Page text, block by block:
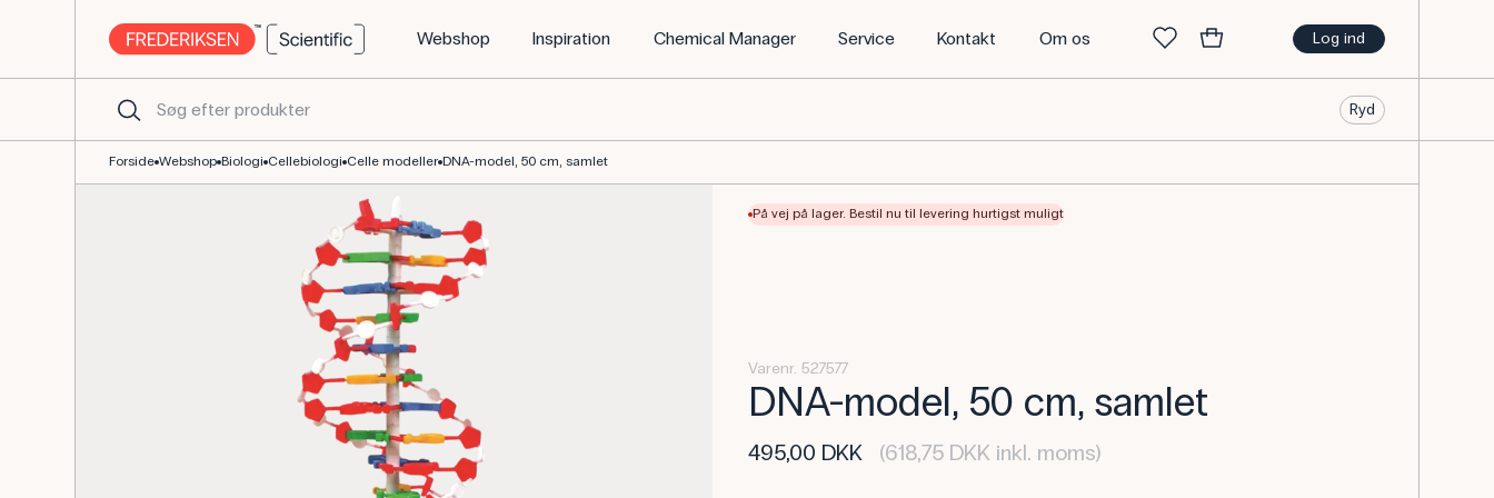
Log ind
Webshop Inspiration Chemical Manager Service Kontakt Om os
Ryd
Forside Webshop Biologi Cellebiologi Celle modeller DNA-model, 50 cm, samlet
På vej på lager. Bestil nu til levering hurtigst muligt
Varenr. 527577
DNA-model, 50 cm, samlet
495,00 DKK (618,75 DKK inkl. moms)